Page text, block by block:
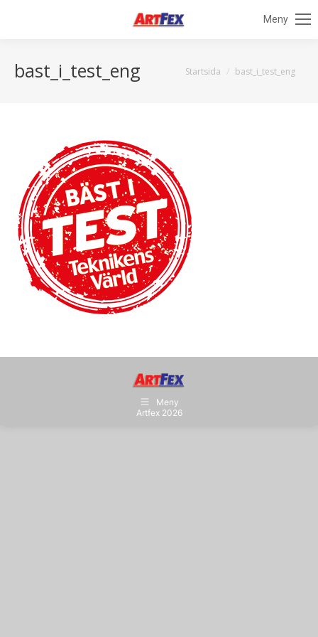
Meny
bast_i_test_eng Du är här:
Startsida bast_i_test_eng
Meny
Artfex 2026